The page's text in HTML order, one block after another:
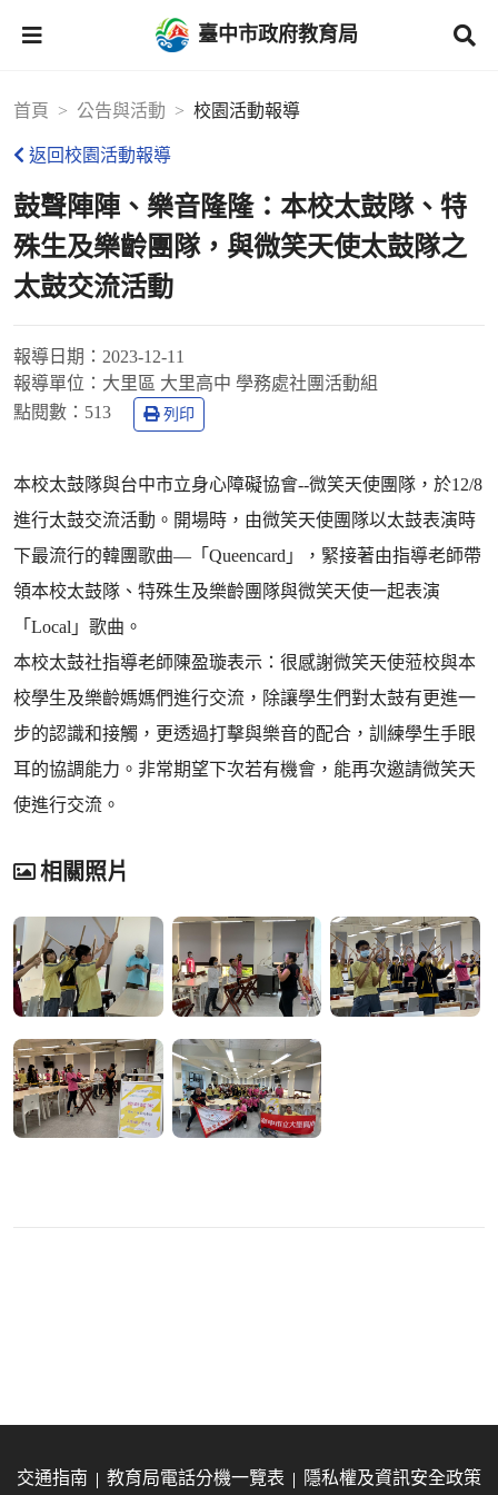
臺中市政府教育局
首頁 公告與活動 校園活動報導
返回校園活動報導
鼓聲陣陣、樂音隆隆：本校太鼓隊、特
殊生及樂齡團隊，與微笑天使太鼓隊之
太鼓交流活動
報導日期： 2023-12-11
報導單位： 大里區 大里高中 學務處社團活動組
點閱數： 513 列印
本校太鼓隊與台中市立身心障礙協會--微笑天使團隊，於12/8
進行太鼓交流活動。開場時，由微笑天使團隊以太鼓表演時
下最流行的韓團歌曲—「Queencard」，緊接著由指導老師帶
領本校太鼓隊、特殊生及樂齡團隊與微笑天使一起表演
「Local」歌曲。
本校太鼓社指導老師陳盈璇表示：很感謝微笑天使蒞校與本
校學生及樂齡媽媽們進行交流，除讓學生們對太鼓有更進一
步的認識和接觸，更透過打擊與樂音的配合，訓練學生手眼
耳的協調能力。非常期望下次若有機會，能再次邀請微笑天
使進行交流。
相關照片
交通指南 教育局電話分機一覽表 隱私權及資訊安全政策